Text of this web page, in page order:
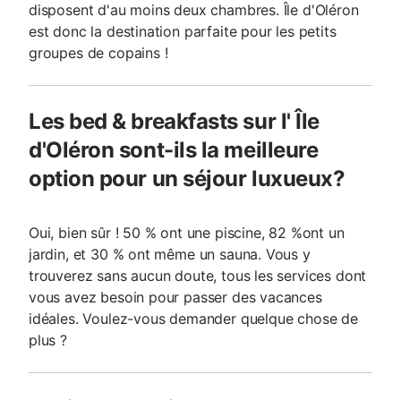
disposent d'au moins deux chambres. Île d'Oléron
est donc la destination parfaite pour les petits
groupes de copains !
Les bed & breakfasts sur l' Île
d'Oléron sont-ils la meilleure
option pour un séjour luxueux?
Oui, bien sûr ! 50 % ont une piscine, 82 %ont un
jardin, et 30 % ont même un sauna. Vous y
trouverez sans aucun doute, tous les services dont
vous avez besoin pour passer des vacances
idéales. Voulez-vous demander quelque chose de
plus ?